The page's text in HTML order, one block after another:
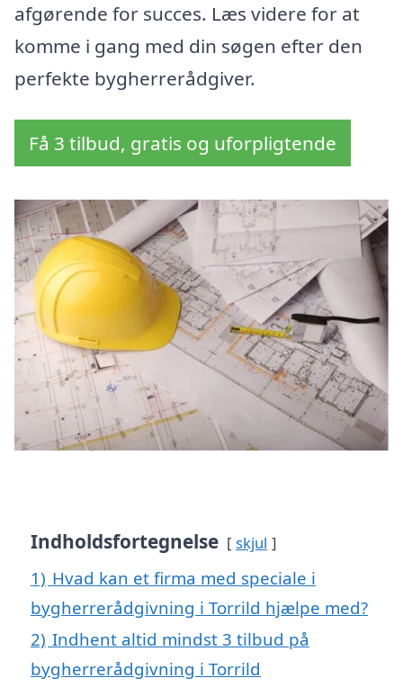
afgørende for succes. Læs videre for at
komme i gang med din søgen efter den
perfekte bygherrerådgiver.
Få 3 tilbud, gratis og uforpligtende
Indholdsfortegnelse skjul
1) Hvad kan et firma med speciale i
bygherrerådgivning i Torrild hjælpe med?
2) Indhent altid mindst 3 tilbud på
bygherrerådgivning i Torrild